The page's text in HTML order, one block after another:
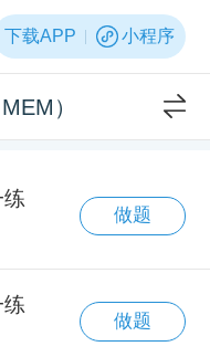
下载APP 小程序
）
做题
做题